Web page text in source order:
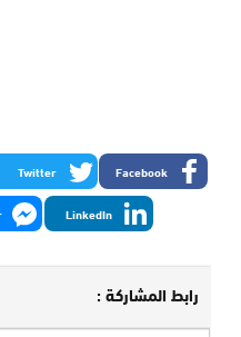
Facebook
Twitter
LinkedIn
رابط المشاركة :